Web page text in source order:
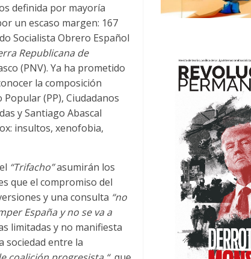
definida por mayoría
un escaso margen: 167
Socialista Obrero Español
Republicana de
(PNV). Ya ha prometido
la composición
(PP), Ciudadanos
y Santiago Abascal
insultos, xenofobia,
“Trifacho”asumirán los
que el compromiso del
y una consulta “no
España y no se va a
limitadas y no manifiesta
sociedad entre la